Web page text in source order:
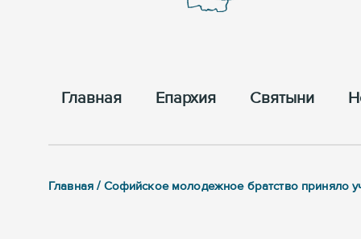
Главная Епархия Cвятыни
Главная / Софийское молодежное братство приняло